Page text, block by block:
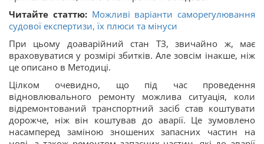
Читайте статтю: Можливі варіанти саморегулювання
судової експертизи, їх плюси та мінуси
При цьому доаварійний стан ТЗ, звичайно ж, має
враховуватися у розмірі збитків. Але зовсім інакше, ніж
це описано в Методиці.
Цілком очевидно, що під час проведення
відновлювального ремонту можлива ситуація, коли
відремонтований транспортний засіб став коштувати
дорожче, ніж він коштував до аварії. Це зумовлено
насамперед заміною зношених запасних частин на